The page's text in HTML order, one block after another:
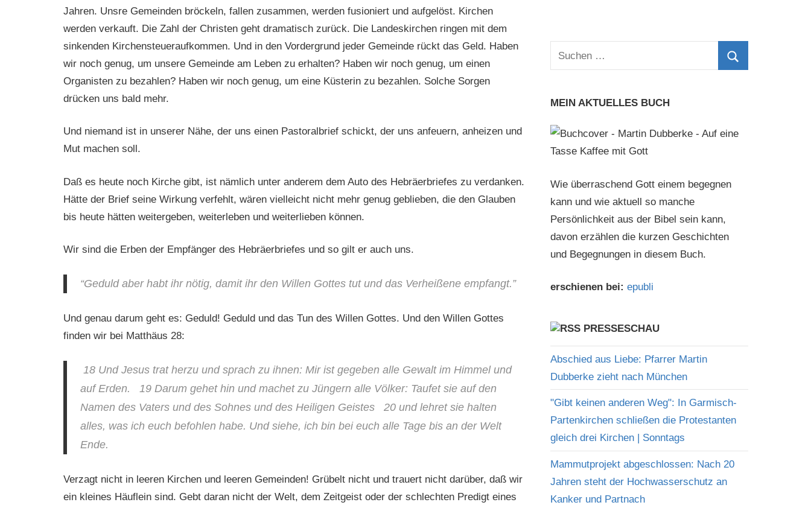
Jahren. Unsre Gemeinden bröckeln, fallen zusammen, werden fusioniert und aufgelöst. Kirchen
werden verkauft. Die Zahl der Christen geht dramatisch zurück. Die Landeskirchen ringen mit dem
sinkenden Kirchensteueraufkommen. Und in den Vordergrund jeder Gemeinde rückt das Geld. Haben
wir noch genug, um unsere Gemeinde am Leben zu erhalten? Haben wir noch genug, um einen
Organisten zu bezahlen? Haben wir noch genug, um eine Küsterin zu bezahlen. Solche Sorgen
drücken uns bald mehr.
Und niemand ist in unserer Nähe, der uns einen Pastoralbrief schickt, der uns anfeuern, anheizen und
Mut machen soll.
Daß es heute noch Kirche gibt, ist nämlich unter anderem dem Auto des Hebräerbriefes zu verdanken.
Hätte der Brief seine Wirkung verfehlt, wären vielleicht nicht mehr genug geblieben, die den Glauben
bis heute hätten weitergeben, weiterleben und weiterlieben können.
Wir sind die Erben der Empfänger des Hebräerbriefes und so gilt er auch uns.
“Geduld aber habt ihr nötig, damit ihr den Willen Gottes tut und das Verheißene empfangt.”
Und genau darum geht es: Geduld! Geduld und das Tun des Willen Gottes. Und den Willen Gottes
finden wir bei Matthäus 28:
18 Und Jesus trat herzu und sprach zu ihnen: Mir ist gegeben alle Gewalt im Himmel und
auf Erden. 19 Darum gehet hin und machet zu Jüngern alle Völker: Taufet sie auf den
Namen des Vaters und des Sohnes und des Heiligen Geistes 20 und lehret sie halten
alles, was ich euch befohlen habe. Und siehe, ich bin bei euch alle Tage bis an der Welt
Ende.
Verzagt nicht in leeren Kirchen und leeren Gemeinden! Grübelt nicht und trauert nicht darüber, daß wir
ein kleines Häuflein sind. Gebt daran nicht der Welt, dem Zeitgeist oder der schlechten Predigt eines
Suchen
nach:
MEIN AKTUELLES BUCH
Wie überraschend Gott einem begegnen
kann und wie aktuell so manche
Persönlichkeit aus der Bibel sein kann,
davon erzählen die kurzen Geschichten
und Begegnungen in diesem Buch.
erschienen bei: epubli
PRESSESCHAU
Abschied aus Liebe: Pfarrer Martin
Dubberke zieht nach München
"Gibt keinen anderen Weg": In Garmisch-
Partenkirchen schließen die Protestanten
gleich drei Kirchen | Sonntags
Mammutprojekt abgeschlossen: Nach 20
Jahren steht der Hochwasserschutz an
Kanker und Partnach